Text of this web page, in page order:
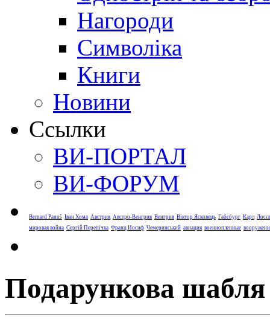
Нагороди
Символіка
Книги
Новини
Ссылки
ВИ-ПОРТАЛ
ВИ-ФОРУМ
Bernard Panuš Іван Хома Австрия Австро-Венгрия Венгрия Віктор Ясковець Габсбург Карл Лосєв
мировая война Сергій Перепічка Франц Иосиф Чемеринський авиация военнопленные
Подарункова шабля